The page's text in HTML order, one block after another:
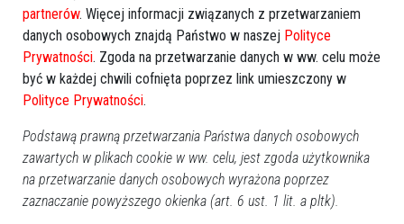
Zobacz również
partnerów. Więcej informacji związanych z przetwarzaniem
danych osobowych znajdą Państwo w naszej Polityce
Prywatności. Zgoda na przetwarzanie danych w ww. celu może
być w każdej chwili cofnięta poprzez link umieszczony w
Polityce Prywatności.
Podstawą prawną przetwarzania Państwa danych osobowych
zawartych w plikach cookie w ww. celu, jest zgoda użytkownika
na przetwarzanie danych osobowych wyrażona poprzez
zaznaczanie powyższego okienka (art. 6 ust. 1 lit. a pltk).